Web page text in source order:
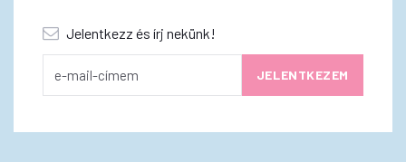
Jelentkezz és írj nekünk!